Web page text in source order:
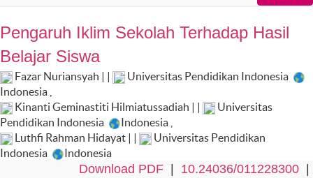
Pengaruh Iklim Sekolah Terhadap Hasil
Belajar Siswa
Fazar Nuriansyah | |
Universitas Pendidikan Indonesia
Indonesia
Kinanti Geminastiti Hilmiatussadiah | |
Universitas
Pendidikan Indonesia
Indonesia
Luthfi Rahman Hidayat | |
Universitas Pendidikan
Indonesia
Indonesia
Download PDF | 10.24036/011228300 |